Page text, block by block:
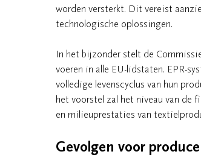
worden versterkt. Dit vereist
technologische oplossingen.
In het bijzonder stelt de
voeren in alle EU-lidstaten. EPR-
volledige levenscyclus van hun
het voorstel zal het niveau van de
en milieuprestaties van
Gevolgen voor